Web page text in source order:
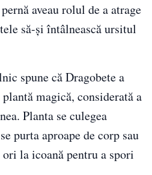
aveau rolul de a atrage
să-și întâlnească ursitul
spune că Dragobete a
magică, considerată a
Planta se culegea
purta aproape de corp sau
ori la icoană pentru a spori